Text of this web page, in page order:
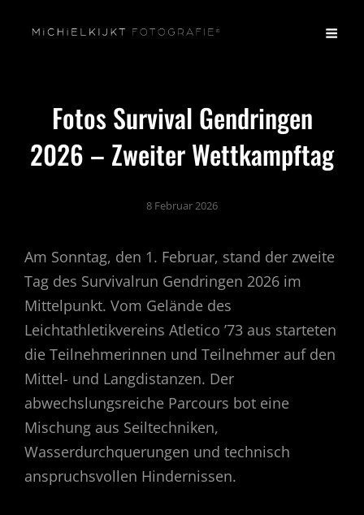
Fotos Survival Gendringen
2026 – Zweiter Wettkampftag
8 Februar 2026
Am Sonntag, den 1. Februar, stand der zweite
Tag des Survivalrun Gendringen 2026 im
Mittelpunkt. Vom Gelände des
Leichtathletikvereins Atletico ’73 aus starteten
die Teilnehmerinnen und Teilnehmer auf den
Mittel- und Langdistanzen. Der
abwechslungsreiche Parcours bot eine
Mischung aus Seiltechniken,
Wasserdurchquerungen und technisch
anspruchsvollen Hindernissen.